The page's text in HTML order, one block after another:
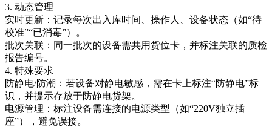
3. ‌动态管理‌
实时更新‌：记录每次出入库时间、操作人、设备状态（如“待
校准”“已消毒”）‌。
批次关联‌：同一批次的设备需共用货位卡，并标注关联的质检
报告编号‌。
4. ‌特殊要求‌
防静电/防潮‌：若设备对静电敏感，需在卡上标注“防静电”标
识，并提示存放于防静电货架。
电源管理‌：标注设备需连接的电源类型（如“220V独立插
座”），避免误接。